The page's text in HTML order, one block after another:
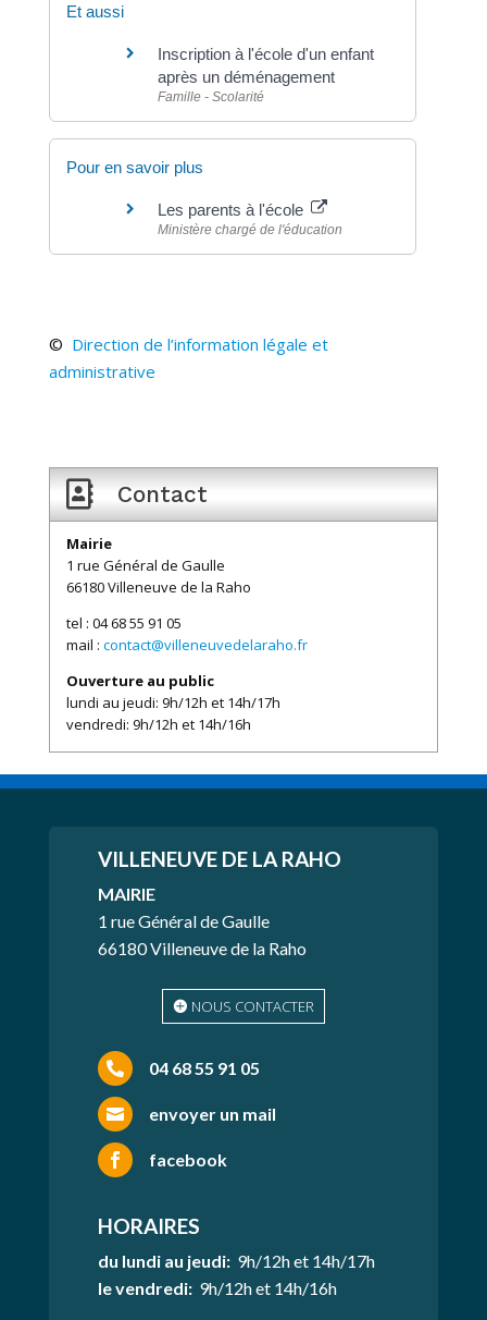
Et aussi
Inscription à l'école d'un enfant
après un déménagement
Famille - Scolarité
Pour en savoir plus
Les parents à l'école
Ministère chargé de l'éducation
© Direction de l’information légale et
administrative
 Contact
Mairie
1 rue Général de Gaulle
66180 Villeneuve de la Raho
tel : 04 68 55 91 05
mail : contact@villeneuvedelaraho.fr
Ouverture au public
lundi au jeudi: 9h/12h et 14h/17h
vendredi: 9h/12h et 14h/16h
VILLENEUVE DE LA RAHO
MAIRIE
1 rue Général de Gaulle
66180 Villeneuve de la Raho
NOUS CONTACTER
 04 68 55 91 05
 envoyer un mail
 facebook
HORAIRES
du lundi au jeudi: 9h/12h et 14h/17h
le vendredi:9h/12h et 14h/16h